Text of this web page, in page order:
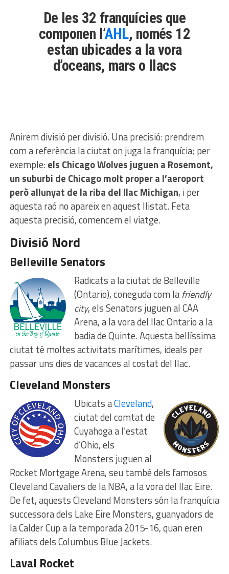
De les 32 franquícies que
componen l’AHL, només 12
estan ubicades a la vora
d’oceans, mars o llacs
Anirem divisió per divisió. Una precisió: prendrem
com a referència la ciutat on juga la franquícia; per
exemple:els Chicago Wolves juguen a Rosemont,
un suburbi de Chicago molt proper a l’aeroport
però allunyat de la riba del llac Michigan, i per
aquesta raó no apareix en aquest llistat. Feta
aquesta precisió, comencem el viatge.
Divisió Nord
Belleville Senators
Radicats a la ciutat de Belleville
(Ontario), coneguda com lafriendly
city, els Senators juguen al CAA
Arena, a la vora del llac Ontario a la
badia de Quinte. Aquesta bellíssima
ciutat té moltes activitats marítimes, ideals per
passar uns dies de vacances al costat del llac.
Cleveland Monsters
Ubicats aCleveland,
ciutat del comtat de
Cuyahoga a l’estat
d’Ohio, els
Monsters juguen al
Rocket Mortgage Arena, seu també dels famosos
Cleveland Cavaliers de la NBA, a la vora del llac Eire.
De fet, aquests Cleveland Monsters són la franquícia
successora dels Lake Eire Monsters, guanyadors de
la Calder Cup a la temporada 2015-16, quan eren
afiliats dels Columbus Blue Jackets.
Laval Rocket